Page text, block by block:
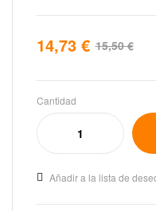
15,50€
14,73 €
Cantidad
Añadir a la lista de